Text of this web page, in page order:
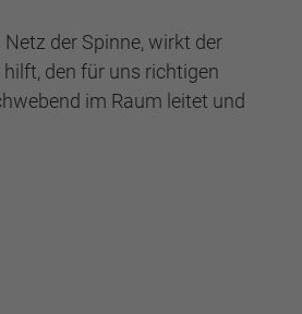
der Spinne, wirkt der
den für uns richtigen
im Raum leitet und